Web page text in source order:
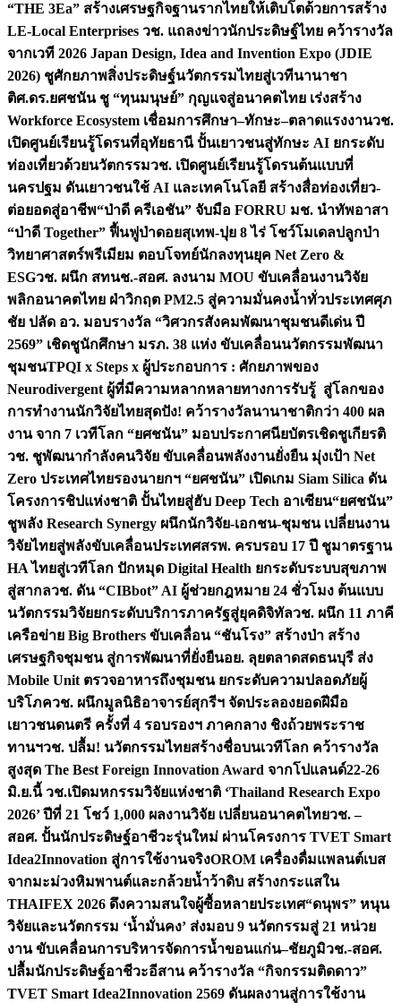
“THE 3Ea” สร้างเศรษฐกิจฐานรากไทยให้เติบโตด้วยการสร้าง
LE-Local Enterprises วช. แถลงข่าวนักประดิษฐ์ไทย คว้ารางวัล
จากเวที 2026 Japan Design, Idea and Invention Expo (JDIE
2026) ชูศักยภาพสิ่งประดิษฐ์นวัตกรรมไทยสู่เวทีนานาชา
ติศ.ดร.ยศชนัน ชู “ทุนมนุษย์” กุญแจสู่อนาคตไทย เร่งสร้าง
Workforce Ecosystem เชื่อมการศึกษา–ทักษะ–ตลาดแรงงานวช.
เปิดศูนย์เรียนรู้โดรนที่อุทัยธานี ปั้นเยาวชนสู่ทักษะ AI ยกระดับ
ท่องเที่ยวด้วยนวัตกรรมวช. เปิดศูนย์เรียนรู้โดรนต้นแบบที่
นครปฐม ดันเยาวชนใช้ AI และเทคโนโลยี สร้างสื่อท่องเที่ยว-
ต่อยอดสู่อาชีพ“ป่าดี ครีเอชัน” จับมือ FORRU มช. นำทัพอาสา
“ป่าดี Together” ฟื้นฟูป่าดอยสุเทพ-ปุย 8 ไร่ โชว์โมเดลปลูกป่า
วิทยาศาสตร์พรีเมียม ตอบโจทย์นักลงทุนยุค Net Zero &
ESGวช. ผนึก สทนช.-สอศ. ลงนาม MOU ขับเคลื่อนงานวิจัย
พลิกอนาคตไทย ฝ่าวิกฤต PM2.5 สู่ความมั่นคงน้ำทั่วประเทศศุภ
ชัย ปลัด อว. มอบรางวัล “วิศวกรสังคมพัฒนาชุมชนดีเด่น ปี
2569” เชิดชูนักศึกษา มรภ. 38 แห่ง ขับเคลื่อนนวัตกรรมพัฒนา
ชุมชนTPQI x Steps x ผู้ประกอบการ : ศักยภาพของ
Neurodivergent ผู้ที่มีความหลากหลายทางการรับรู้ สู่โลกของ
การทำงานนักวิจัยไทยสุดปัง! คว้ารางวัลนานาชาติกว่า 400 ผล
งาน จาก 7 เวทีโลก “ยศชนัน” มอบประกาศนียบัตรเชิดชูเกียรติ
วช. ชูพัฒนากำลังคนวิจัย ขับเคลื่อนพลังงานยั่งยืน มุ่งเป้า Net
Zero ประเทศไทยรองนายกฯ “ยศชนัน” เปิดเกม Siam Silica ดัน
โครงการชิปแห่งชาติ ปั้นไทยสู่ฮับ Deep Tech อาเซียน“ยศชนัน”
ชูพลัง Research Synergy ผนึกนักวิจัย-เอกชน-ชุมชน เปลี่ยนงาน
วิจัยไทยสู่พลังขับเคลื่อนประเทศสรพ. ครบรอบ 17 ปี ชูมาตรฐาน
HA ไทยสู่เวทีโลก ปักหมุด Digital Health ยกระดับระบบสุขภาพ
สู่สากลวช. ดัน “CIBbot” AI ผู้ช่วยกฎหมาย 24 ชั่วโมง ต้นแบบ
นวัตกรรมวิจัยยกระดับบริการภาครัฐสู่ยุคดิจิทัลวช. ผนึก 11 ภาคี
เครือข่าย Big Brothers ขับเคลื่อน “ชันโรง” สร้างป่า สร้าง
เศรษฐกิจชุมชน สู่การพัฒนาที่ยั่งยืนอย. ลุยตลาดสดธนบุรี ส่ง
Mobile Unit ตรวจอาหารถึงชุมชน ยกระดับความปลอดภัยผู้
บริโภควช. ผนึกมูลนิธิอาจารย์สุกรีฯ จัดประลองยอดฝีมือ
เยาวชนดนตรี ครั้งที่ 4 รอบรองฯ ภาคกลาง ชิงถ้วยพระราช
ทานฯวช. ปลื้ม! นวัตกรรมไทยสร้างชื่อบนเวทีโลก คว้ารางวัล
สูงสุด The Best Foreign Innovation Award จากโปแลนด์22-26
มิ.ย.นี้ วช.เปิดมหกรรมวิจัยแห่งชาติ ‘Thailand Research Expo
2026’ ปีที่ 21 โชว์ 1,000 ผลงานวิจัย เปลี่ยนอนาคตไทยวช. –
สอศ. ปั้นนักประดิษฐ์อาชีวะรุ่นใหม่ ผ่านโครงการ TVET Smart
Idea2Innovation สู่การใช้งานจริงOROM เครื่องดื่มแพลนต์เบส
จากมะม่วงหิมพานต์และกล้วยน้ำว้าดิบ สร้างกระแสใน
THAIFEX 2026 ดึงความสนใจผู้ซื้อหลายประเทศ“ดนุพร” หนุน
วิจัยและนวัตกรรม ‘น้ำมั่นคง’ ส่งมอบ 9 นวัตกรรมสู่ 21 หน่วย
งาน ขับเคลื่อนการบริหารจัดการน้ำขอนแก่น–ชัยภูมิวช.-สอศ.
ปลื้มนักประดิษฐ์อาชีวะอีสาน คว้ารางวัล “กิจกรรมติดดาว”
TVET Smart Idea2Innovation 2569 ดันผลงานสู่การใช้งาน